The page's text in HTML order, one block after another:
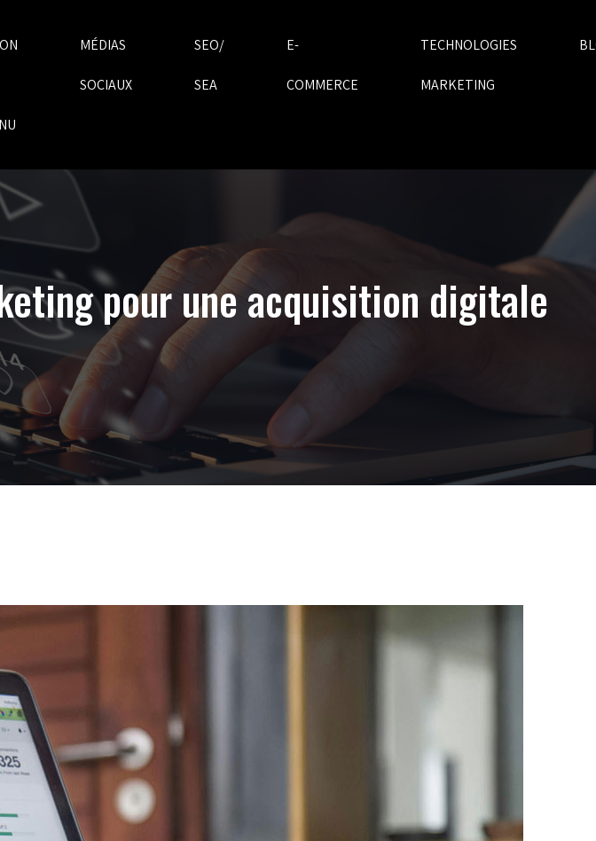
MÉDIAS
SOCIAUX
SEO/
SEA
E-
COMMERCE
TECHNOLOGIES
MARKETING
pour une acquisition digitale